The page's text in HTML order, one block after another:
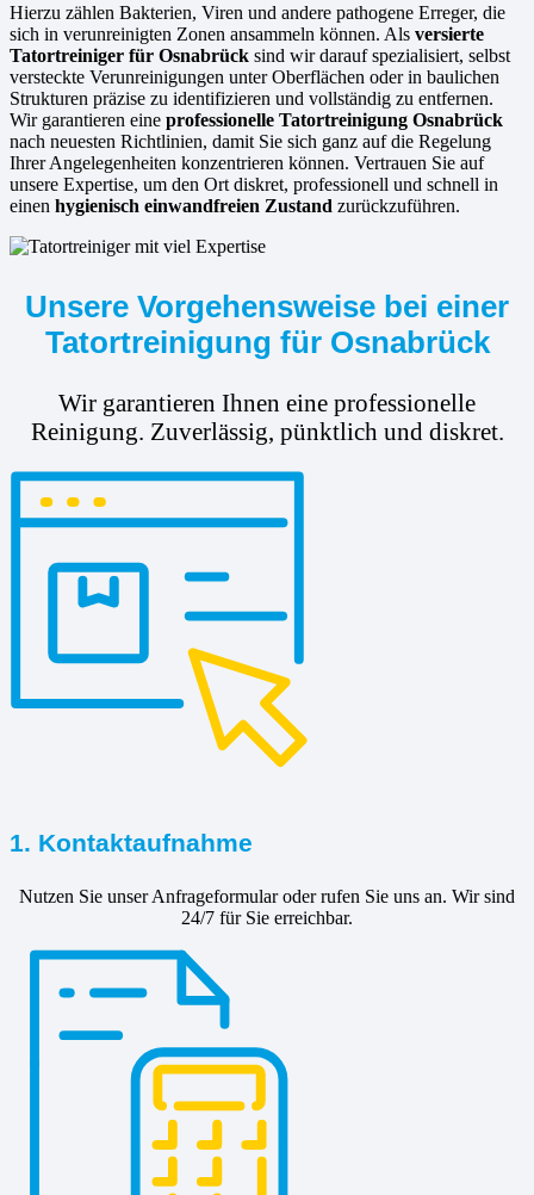
Hierzu zählen Bakterien, Viren und andere pathogene Erreger, die
sich in verunreinigten Zonen ansammeln können. Als versierte
Tatortreiniger für Osnabrück sind wir darauf spezialisiert, selbst
versteckte Verunreinigungen unter Oberflächen oder in baulichen
Strukturen präzise zu identifizieren und vollständig zu entfernen.
Wir garantieren eine professionelle Tatortreinigung Osnabrück
nach neuesten Richtlinien, damit Sie sich ganz auf die Regelung
Ihrer Angelegenheiten konzentrieren können. Vertrauen Sie auf
unsere Expertise, um den Ort diskret, professionell und schnell in
einen hygienisch einwandfreien Zustand zurückzuführen.
Unsere Vorgehensweise bei einer
Tatortreinigung für Osnabrück
Wir garantieren Ihnen eine professionelle
Reinigung. Zuverlässig, pünktlich und diskret.
1. Kontaktaufnahme
Nutzen Sie unser Anfrageformular oder rufen Sie uns an. Wir sind
24/7 für Sie erreichbar.